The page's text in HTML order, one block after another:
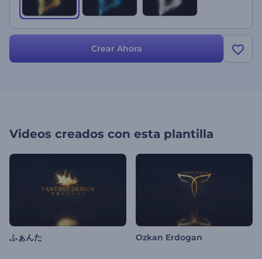
Crear Ahora
Videos creados con esta plantilla
ふぁんた Ozkan Erdogan